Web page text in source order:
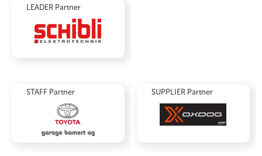
LEADER Partner
STAFF Partner SUPPLIER Partner